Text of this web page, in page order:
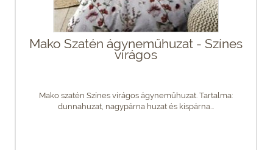
Mako Szatén ágyneműhuzat - Színes
virágos
Mako szatén Színes virágos ágyneműhuzat. Tartalma:
dunnahuzat, nagypárna huzat és kispárna...